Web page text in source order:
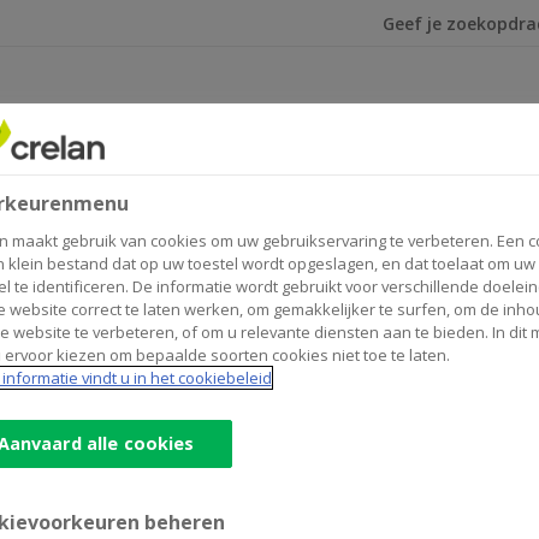
Ik ben op zoek
Concert
de Eerste Wereldoorlog herdacht met een The Great
maakt gebruik van cookies om uw gebruikservaring te verbeteren. Een
klein bestand dat op uw toestel wordt opgeslagen, en dat toelaat om uw
te identificeren. De informatie wordt gebruikt voor verschillende
website correct te laten werken, om gemakkelijker te surfen, om de
website te verbeteren, of om u relevante diensten aan te bieden. In dit
ervoor kiezen om bepaalde soorten cookies niet toe te laten.
vindt u in het cookiebeleid
alle cookies
beheren